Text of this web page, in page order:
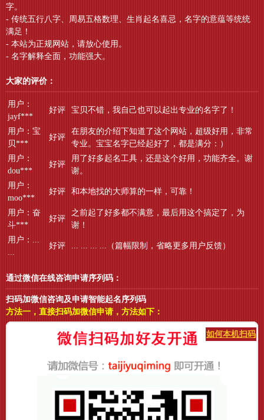
字。
- 传统五行八字、周易五格数理、生肖起名喜忌，名字的意蕴等统统
满足！
- 本站为正规网站，请放心使用。
- 名字解释全面，功能强大。
大家的评价：
用户：
jayf***
好评 宝贝不错，我自己也可以起出专业的名字了！
用户：宝
贝***
好评
在朋友的介绍下知道了这个网站，超级好用，非常
专业。宝宝名字已经起好了，都是满分：）
用户：
dou***
好评
用了好多起名工具，还是这个好用，功能齐全。谢
谢。
用户：
moo***
好评 和本地找的大师算的一样，可靠！
用户：奋
斗***
好评
之前起了好多都不满意，最后用这个搞定了，为
谢！
用户：...
...
好评 ... ... ... ...（篇幅限制，省略更多用户反馈）
通过微信在线咨询申请序列码：
扫码加微信咨询及申请智能起名序列码
方法一，直接扫码加微信申请，方法如下：
如何本机扫码